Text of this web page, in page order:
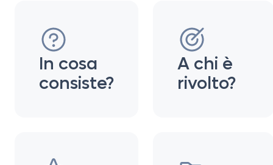
In cosa
consiste?
A chi è
rivolto?